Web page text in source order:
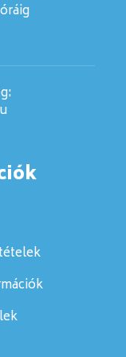
A
hőmérséklet
az
tünetei 10
előtt